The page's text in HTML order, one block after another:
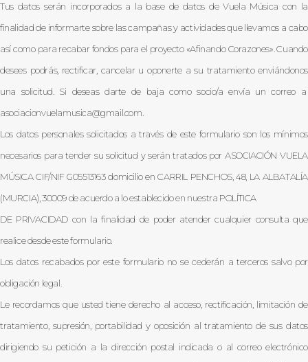
Tus datos serán incorporados a la base de datos de Vuela Música con la
finalidad de informarte sobre las campañas y actividades que llevamos a cabo
así como para recabar fondos para el proyecto «Afinando Corazones». Cuando
desees podrás, rectificar, cancelar u oponerte a su tratamiento enviándonos
una solicitud. Si deseas darte de baja como socio/a envía un correo a
asociacionvuelamusica@gmail.com.
Los datos personales solicitados a través de este formulario son los mínimos
necesarios para tender su solicitud y serán tratados por ASOCIACIÓN VUELA
MÚSICA CIF/NIF G05513163 domicilio en CARRIL PENCHOS, 48, LA ALBATALÍA
(MURCIA), 30009 de acuerdo a lo establecido en nuestra POLÍTICA
DE PRIVACIDAD con la finalidad de poder atender cualquier consulta que
realice desde este formulario.
Los datos recabados por este formulario no se cederán a terceros salvo por
obligación legal.
Le recordamos que usted tiene derecho al acceso, rectificación, limitación de
tratamiento, supresión, portabilidad y oposición al tratamiento de sus datos
dirigiendo su petición a la dirección postal indicada o al correo electrónico